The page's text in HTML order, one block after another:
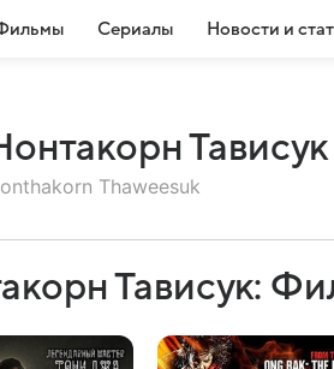
Сериалы Новости и
Тависук
Thaweesuk
Тависук: